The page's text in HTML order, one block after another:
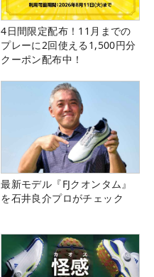
4日間限定配布！11月までの
プレーに2回使える1,500円分
クーポン配布中！
最新モデル『FJクオンタム』
を石井良介プロがチェック